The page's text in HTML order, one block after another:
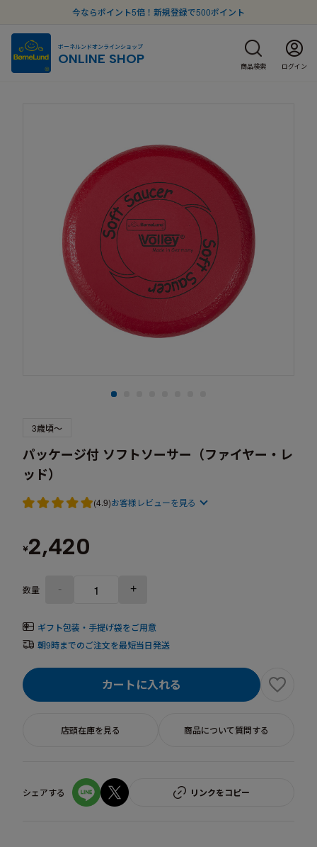
今ならポイント5倍！新規登録で500ポイント
ボーネルンドオンラインショップ
ONLINE SHOP 商品検索 ログイン
3歳頃～
パッケージ付 ソフトソーサー（ファイヤー・レ
ッド）
(4.9)お客様レビューを見る
¥2,420
数量 - +
ギフト包装・手提げ袋をご用意
朝9時までのご注文を最短当日発送
カートに入れる
店頭在庫を見る 商品について質問する
シェアする リンクをコピー